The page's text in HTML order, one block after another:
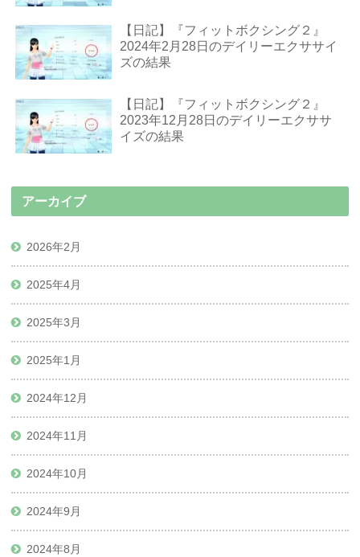
【日記】『フィットボクシング２』
2024年2月28日のデイリーエクササイ
ズの結果
【日記】『フィットボクシング２』
2023年12月28日のデイリーエクササ
イズの結果
アーカイブ
2026年2月
2025年4月
2025年3月
2025年1月
2024年12月
2024年11月
2024年10月
2024年9月
2024年8月